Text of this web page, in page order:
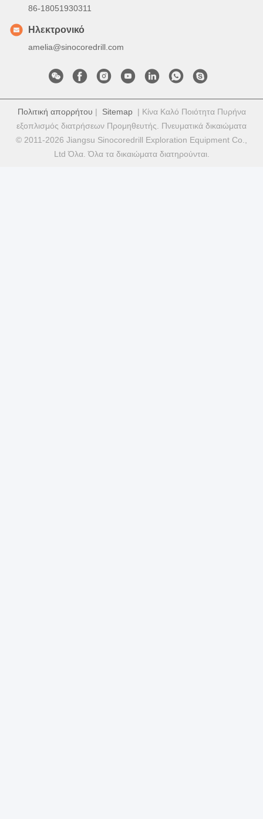
86-18051930311
Ηλεκτρονικό
amelia@sinocoredrill.com
Πολιτική απορρήτου | Sitemap| Κίνα Καλό Ποιότητα Πυρήνα
εξοπλισμός διατρήσεων Προμηθευτής. Πνευματικά δικαιώματα
© 2011-2026 Jiangsu Sinocoredrill Exploration Equipment Co.,
Ltd Όλα. Όλα τα δικαιώματα διατηρούνται.